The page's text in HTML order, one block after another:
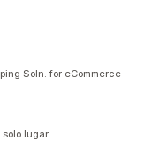
Soln. for eCommerce
lugar.